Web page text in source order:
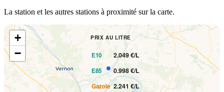
La station et les autres stations à proximité sur la carte.
PRIX AU LITRE
E10 2.049 €/L
E85 0.998 €/L
Gazole 2.241 €/L
+
−